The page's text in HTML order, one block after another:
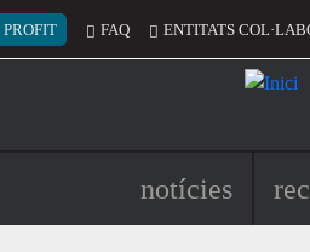
del compte d'usuari
PROFIT FAQ ENTITATS
Navegació
notícies